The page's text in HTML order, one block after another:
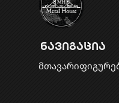
ნავიგაცია
მთავარი